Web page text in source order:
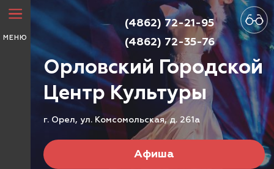
МЕНЮ
Орловский Городской
ЦентрКультуры
г. Орел, ул. Комсомольская, д. 261а
Афиша
(4862) 72-21-95
(4862) 72-35-76